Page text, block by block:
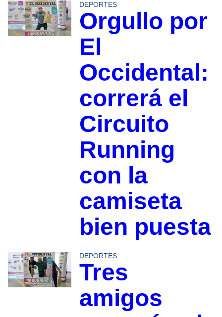
DEPORTES
Orgullo por
El
Occidental:
correrá el
Circuito
Running
con la
camiseta
bien puesta
DEPORTES
Tres
amigos